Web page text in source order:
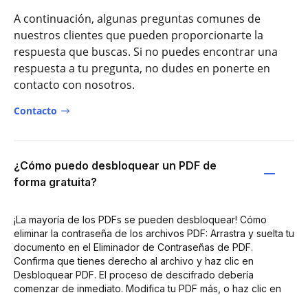
A continuación, algunas preguntas comunes de
nuestros clientes que pueden proporcionarte la
respuesta que buscas. Si no puedes encontrar una
respuesta a tu pregunta, no dudes en ponerte en
contacto con nosotros.
Contacto
¿Cómo puedo desbloquear un PDF de
forma gratuita?
¡La mayoría de los PDFs se pueden desbloquear! Cómo
eliminar la contraseña de los archivos PDF: Arrastra y suelta tu
documento en el Eliminador de Contraseñas de PDF.
Confirma que tienes derecho al archivo y haz clic en
Desbloquear PDF. El proceso de descifrado debería
comenzar de inmediato. Modifica tu PDF más, o haz clic en